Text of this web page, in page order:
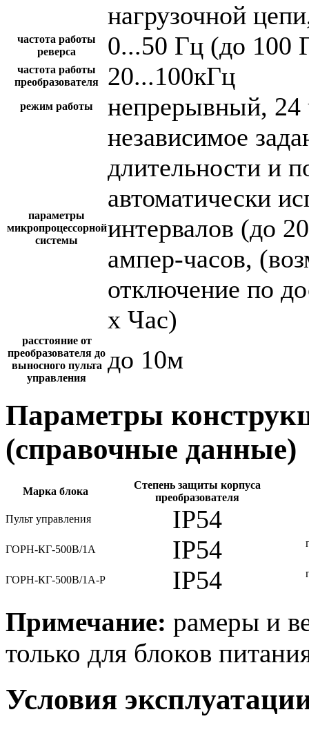
нагрузочной
частота работы
реверса
0...50 Гц (до 100
частота работы
преобразователя
20...100кГц
режим работы непрерывный, 24
параметры
микропроцессорной
системы
независимое
длительности и
автоматически
интервалов (до
ампер-часов,
отключение по
х Час)
расстояние от
преобразователя до
выносного пульта
управления
до 10м
Параметры
(справочные данные)
Марка блока
Степень защиты корпуса
преобразователя
Пульт управления
IP54
ГОРН-КГ-500В/1А IP54
ГОРН-КГ-500В/1А-Р IP54
Примечание: рамеры и
только для блоков
Условия